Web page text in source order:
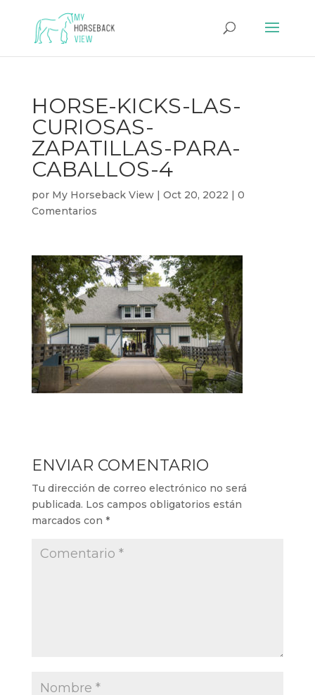
HORSE-KICKS-LAS-
CURIOSAS-
ZAPATILLAS-PARA-
CABALLOS-4
por My Horseback View| Oct 20, 2022 | 0
Comentarios
ENVIAR COMENTARIO
Tu dirección de correo electrónico no será
publicada. Los campos obligatorios están
marcados con *